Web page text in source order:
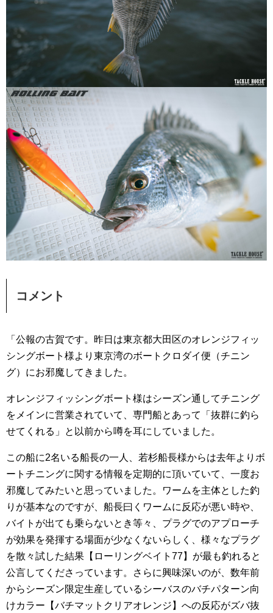
コメント
「公報の古賀です。昨日は東京都大田区のオレンジフィッ
シングボート様より東京湾のボートクロダイ便（チニン
グ）にお邪魔してきました。
オレンジフィッシングボート様はシーズン通してチニング
をメインに営業されていて、専門船とあって「抜群に釣ら
せてくれる」と以前から噂を耳にしていました。
この船に2名いる船長の一人、若杉船長様からは去年よりボ
ートチニングに関する情報を定期的に頂いていて、一度お
邪魔してみたいと思っていました。ワームを主体とした釣
りが基本なのですが、船長曰くワームに反応が悪い時や、
バイトが出ても乗らないとき等々、プラグでのアプローチ
が効果を発揮する場面が少なくないらしく、様々なプラグ
を散々試した結果【ローリングベイト77】が最も釣れると
公言してくださっています。さらに興味深いのが、数年前
からシーズン限定生産しているシーバスのバチパターン向
けカラー【バチマットクリアオレンジ】への反応がズバ抜